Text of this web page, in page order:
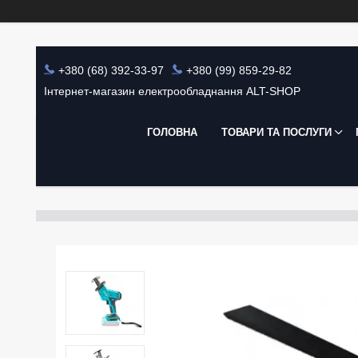
+380 (68) 392-33-97
+380 (99) 859-29-82
Інтернет-магазин електрообладнання ALT-SHOP
ГОЛОВНА ТОВАРИ ТА ПОСЛУГИ